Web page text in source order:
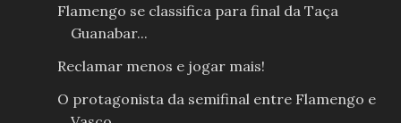
Flamengo se classifica para final da Taça
Guanabar...
Reclamar menos e jogar mais!
O protagonista da semifinal entre Flamengo e